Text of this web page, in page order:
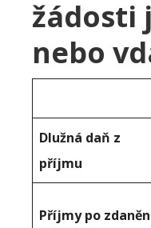
žádosti
nebo
Dlužná daň z
příjmu
Příjmy po